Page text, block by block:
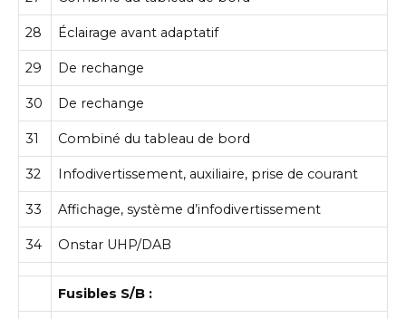
28 Éclairage avant adaptatif
29 De rechange
30 De rechange
31 Combiné du tableau de bord
32 Infodivertissement, auxiliaire, prise de courant
33 Affichage, système d’infodivertissement
34 Onstar UHP/DAB
Fusibles S/B :